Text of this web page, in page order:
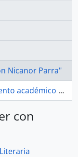
Nicanor Parra"
en la Universidad de Columbia
con